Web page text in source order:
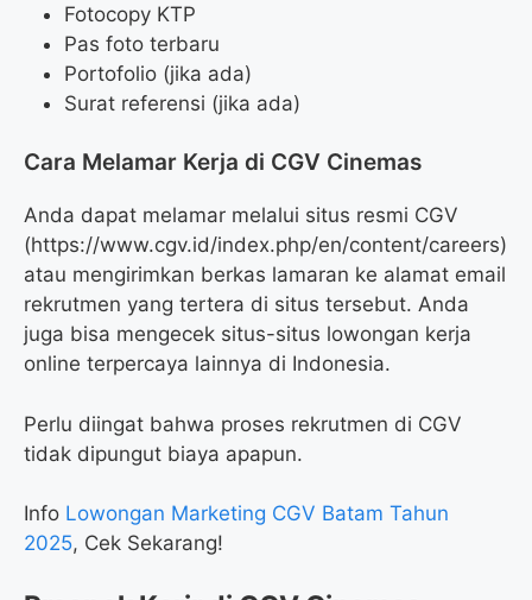
Fotocopy KTP
Pas foto terbaru
Portofolio (jika ada)
Surat referensi (jika ada)
Cara Melamar Kerja di CGV Cinemas
Anda dapat melamar melalui situs resmi CGV
(https://www.cgv.id/index.php/en/content/careers)
atau mengirimkan berkas lamaran ke alamat email
rekrutmen yang tertera di situs tersebut. Anda
juga bisa mengecek situs-situs lowongan kerja
online terpercaya lainnya di Indonesia.
Perlu diingat bahwa proses rekrutmen di CGV
tidak dipungut biaya apapun.
Info Lowongan Marketing CGV Batam Tahun
2025, Cek Sekarang!